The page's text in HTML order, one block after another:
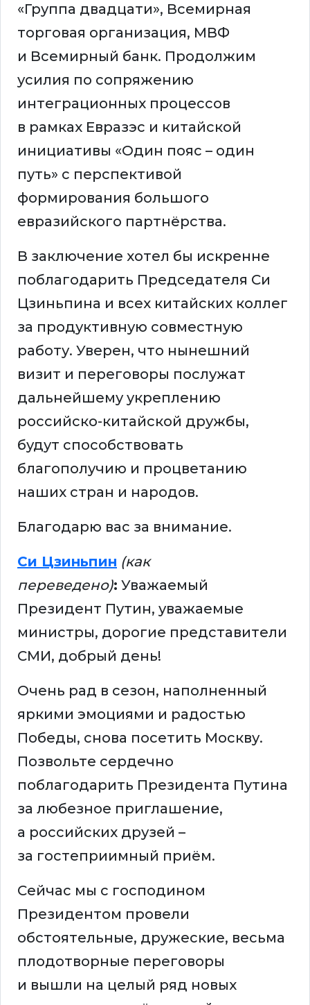
«Группа двадцати», Всемирная
торговая организация, МВФ
и Всемирный банк. Продолжим
усилия по сопряжению
интеграционных процессов
в рамках Евразэс и китайской
инициативы «Один пояс – один
путь» с перспективой
формирования большого
евразийского партнёрства.
В заключение хотел бы искренне
поблагодарить Председателя Си
Цзиньпина и всех китайских коллег
за продуктивную совместную
работу. Уверен, что нынешний
визит и переговоры послужат
дальнейшему укреплению
российско-китайской дружбы,
будут способствовать
благополучию и процветанию
наших стран и народов.
Благодарю вас за внимание.
Си Цзиньпин (как
переведено): Уважаемый
Президент Путин, уважаемые
министры, дорогие представители
СМИ, добрый день!
Очень рад в сезон, наполненный
яркими эмоциями и радостью
Победы, снова посетить Москву.
Позвольте сердечно
поблагодарить Президента Путина
за любезное приглашение,
а российских друзей –
за гостеприимный приём.
Сейчас мы с господином
Президентом провели
обстоятельные, дружеские, весьма
плодотворные переговоры
и вышли на целый ряд новых